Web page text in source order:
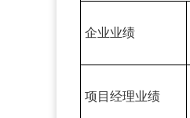
企业业绩
项目经理业绩